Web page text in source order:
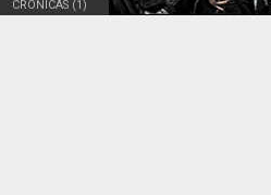
CRÓNICAS (1)